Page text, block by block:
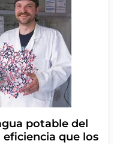
potable del
que los